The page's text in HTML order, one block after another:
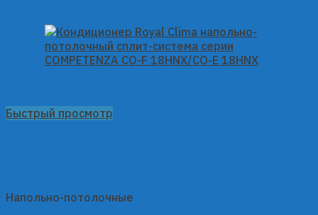
Быстрый просмотр
Напольно-потолочные